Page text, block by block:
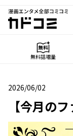
漫画エンタメ全部
カド
無料話増量
2026/06/02
2026年06月02日
【今月の